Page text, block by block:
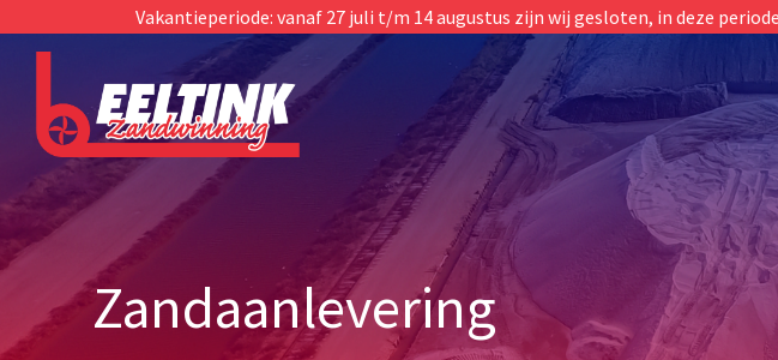
Vakantieperiode: vanaf 27 juli t/m 14 augustus zijn wij gesloten, in deze
Zandaanlevering